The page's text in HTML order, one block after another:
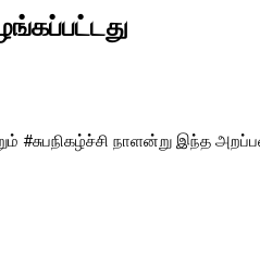
#சுபநிகழ்ச்சி நாளன்று இந்த